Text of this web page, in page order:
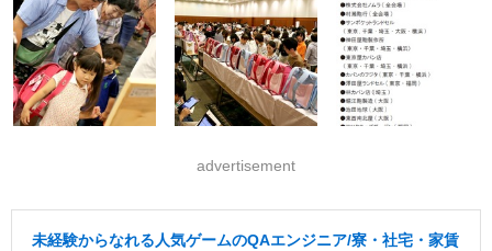
advertisement
未経験からなれる人気ゲームのQAエンジニア/寮・社宅・家賃